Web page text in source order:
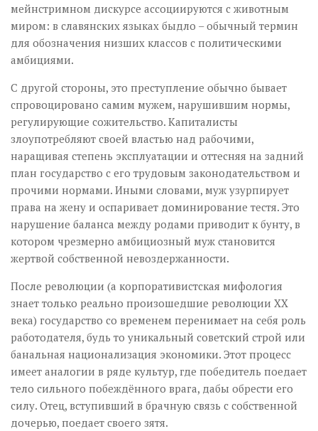
мейнстримном дискурсе ассоциируются с животным
миром: в славянских языках быдло – обычный термин
для обозначения низших классов с политическими
амбициями.
С другой стороны, это преступление обычно бывает
спровоцировано самим мужем, нарушившим нормы,
регулирующие сожительство. Капиталисты
злоупотребляют своей властью над рабочими,
наращивая степень эксплуатации и оттесняя на задний
план государство с его трудовым законодательством и
прочими нормами. Иными словами, муж узурпирует
права на жену и оспаривает доминирование тестя. Это
нарушение баланса между родами приводит к бунту, в
котором чрезмерно амбициозный муж становится
жертвой собственной невоздержанности.
После революции (а корпоративистская мифология
знает только реально произошедшие революции ХХ
века) государство со временем перенимает на себя роль
работодателя, будь то уникальный советский строй или
банальная национализация экономики. Этот процесс
имеет аналогии в ряде культур, где победитель поедает
тело сильного побеждённого врага, дабы обрести его
силу. Отец, вступивший в брачную связь с собственной
дочерью, поедает своего зятя.